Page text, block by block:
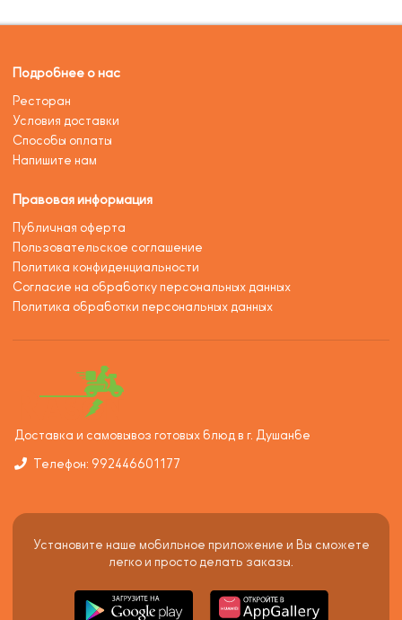
Подробнее о нас
Ресторан
Условия доставки
Способы оплаты
Напишите нам
Правовая информация
Публичная оферта
Пользовательское соглашение
Политика конфиденциальности
Согласие на обработку персональных данных
Политика обработки персональных данных
Доставка и самовывоз готовых блюд в г. Душанбе
Телефон: 992446601177
Установите наше мобильное приложение и Вы сможете
легко и просто делать заказы.